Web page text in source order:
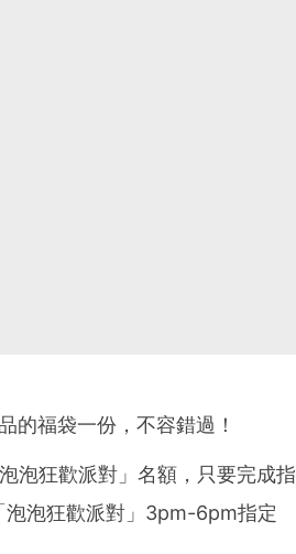
的福袋一份，不容錯過！
泡狂歡派對」名額，只要完成指
泡泡狂歡派對」3pm-6pm指定